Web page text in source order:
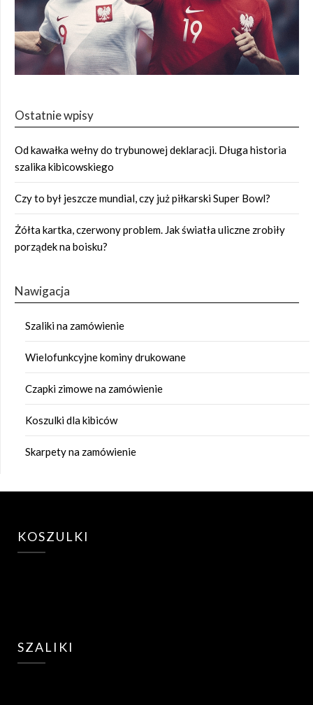
Ostatnie wpisy
Od kawałka wełny do trybunowej deklaracji. Długa historia
szalika kibicowskiego
Czy to był jeszcze mundial, czy już piłkarski Super Bowl?
Żółta kartka, czerwony problem. Jak światła uliczne zrobiły
porządek na boisku?
Nawigacja
Szaliki na zamówienie
Wielofunkcyjne kominy drukowane
Czapki zimowe na zamówienie
Koszulki dla kibiców
Skarpety na zamówienie
KOSZULKI
SZALIKI